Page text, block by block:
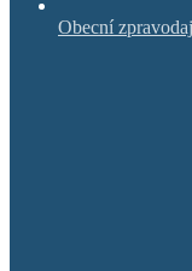
Obecní zpravodaj